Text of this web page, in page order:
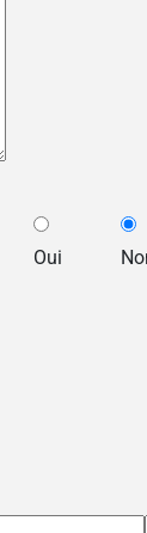
Oui